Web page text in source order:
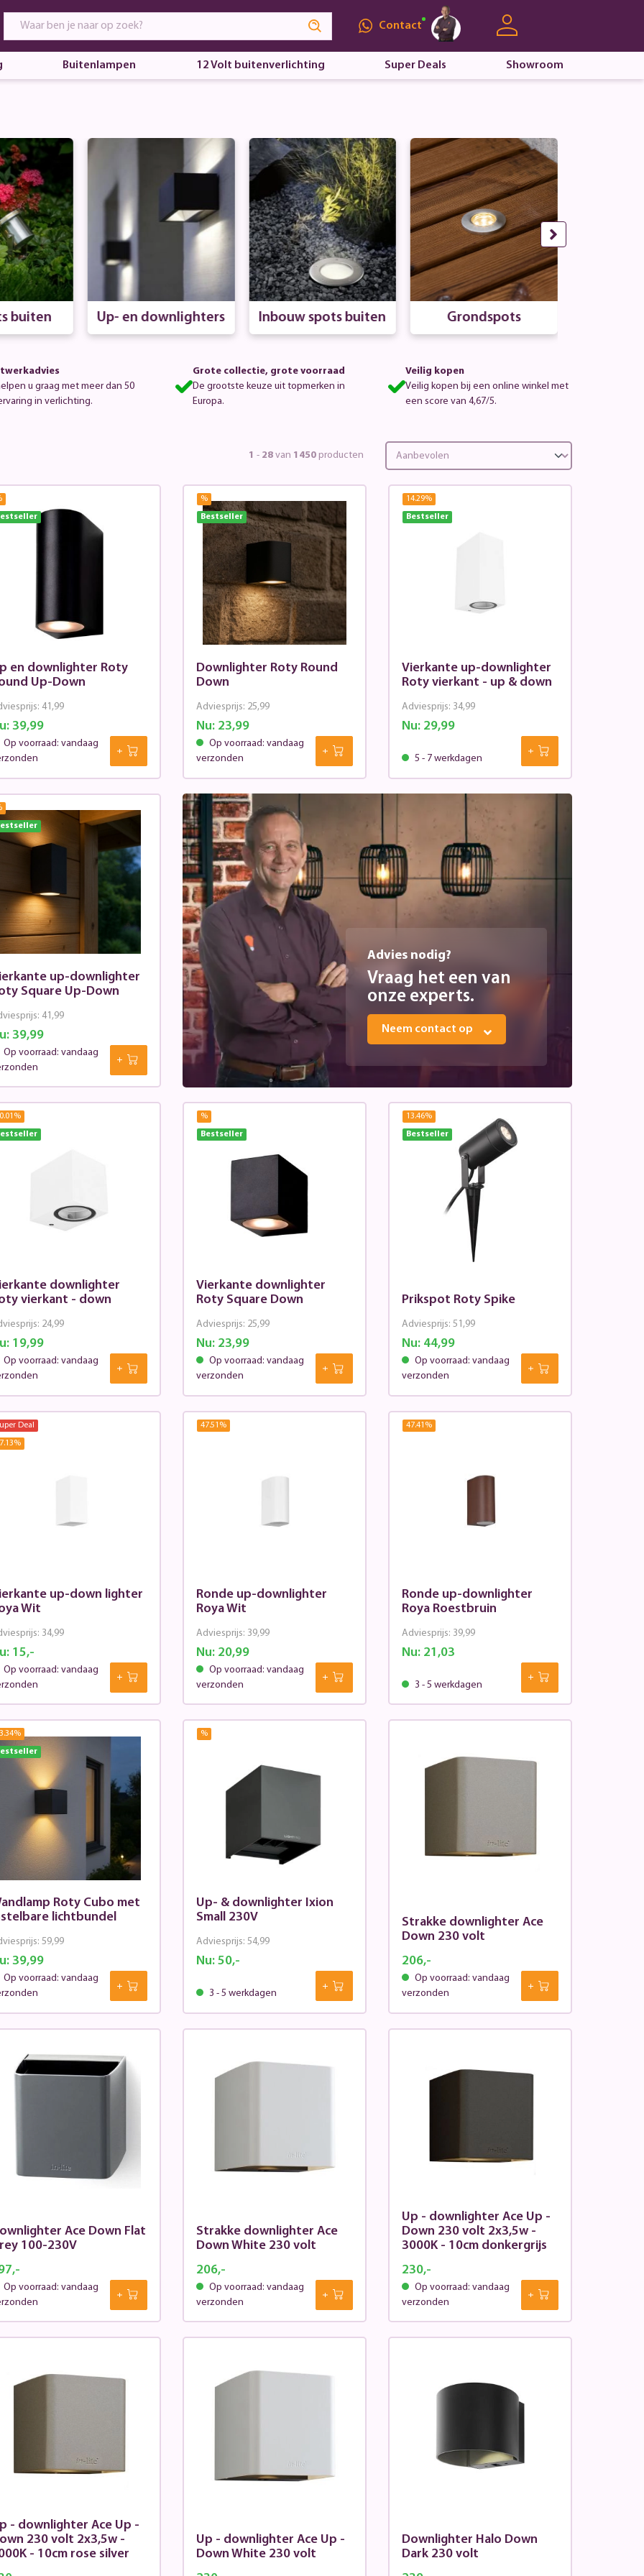
Contact
Buitenlampen 12 Volt buitenverlichting Super Deals Showroom
buiten Up- en downlighters Inbouw spots buiten Grondspots
u graag met meer dan 50
in verlichting.
Grote collectie, grote voorraad
De grootste keuze uit topmerken in
Europa.
Veilig kopen
Veilig kopen bij een online winkel met
een score van 4,67/5.
1 - 28 van 1450 producten
en downlighter Roty
Up-Down
39,99
41,99
Op voorraad: vandaag
%
Bestseller
Downlighter Roty Round
Down
Nu:23,99
Adviesprijs: 25,99
Op voorraad: vandaag
verzonden
14.29%
Bestseller
Vierkante up-downlighter
Roty vierkant - up & down
Nu:29,99
Adviesprijs: 34,99
5 - 7 werkdagen
up-downlighter
Square Up-Down
39,99
41,99
Op voorraad: vandaag
Advies nodig?
Vraag het een van
onze experts.
Neem contact op
%
downlighter
vierkant - down
19,99
24,99
Op voorraad: vandaag
%
Bestseller
Vierkante downlighter
Roty Square Down
Nu:23,99
Adviesprijs: 25,99
Op voorraad: vandaag
verzonden
13.46%
Bestseller
Prikspot Roty Spike
Nu:44,99
Adviesprijs: 51,99
Op voorraad: vandaag
verzonden
Deal
%
up-down lighter
Wit
15,-
34,99
Op voorraad: vandaag
47.51 %
Ronde up-downlighter
Roya Wit
Nu:20,99
Adviesprijs: 39,99
Op voorraad: vandaag
verzonden
47.41 %
Ronde up-downlighter
Roya Roestbruin
Nu:21,03
Adviesprijs: 39,99
3 - 5 werkdagen
%
Roty Cubo met
lichtbundel
39,99
59,99
Op voorraad: vandaag
%
Up- & downlighter Ixion
Small 230V
Nu:50,-
Adviesprijs: 54,99
3 - 5 werkdagen
Strakke downlighter Ace
Down 230 volt
206,-
Op voorraad: vandaag
verzonden
Ace Down Flat
100-230V
Op voorraad: vandaag
Strakke downlighter Ace
Down White 230 volt
206,-
Op voorraad: vandaag
verzonden
Up - downlighter Ace Up -
Down 230 volt 2x3,5w -
3000K - 10cm donkergrijs
230,-
Op voorraad: vandaag
verzonden
- downlighter Ace Up -
230 volt 2x3,5w -
- 10cm rose silver
Up - downlighter Ace Up -
Down White 230 volt
Downlighter Halo Down
Dark 230 volt